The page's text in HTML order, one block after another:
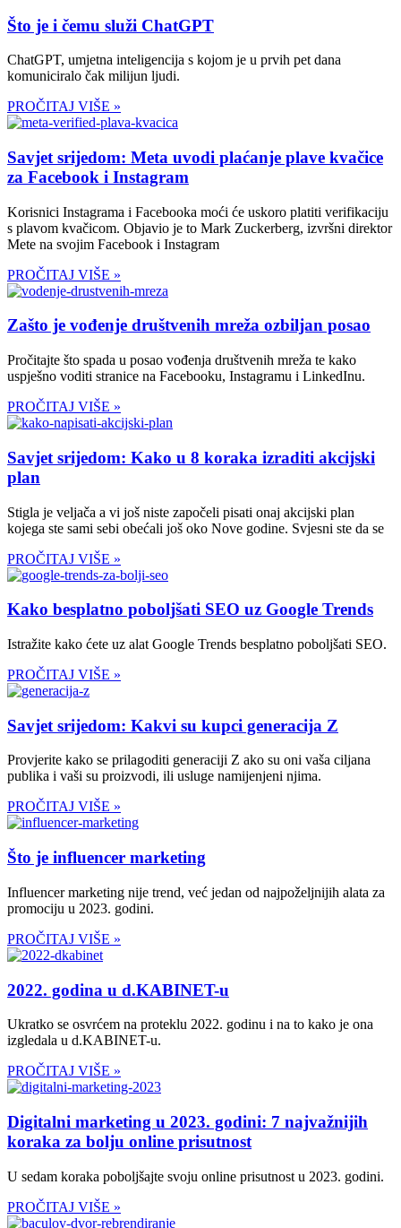
Što je i čemu služi ChatGPT
ChatGPT, umjetna inteligencija s kojom je u prvih pet dana
komuniciralo čak milijun ljudi.
PROČITAJ VIŠE »
Savjet srijedom: Meta uvodi plaćanje plave kvačice
za Facebook i Instagram
Korisnici Instagrama i Facebooka moći će uskoro platiti verifikaciju
s plavom kvačicom. Objavio je to Mark Zuckerberg, izvršni direktor
Mete na svojim Facebook i Instagram
PROČITAJ VIŠE »
Zašto je vođenje društvenih mreža ozbiljan posao
Pročitajte što spada u posao vođenja društvenih mreža te kako
uspješno voditi stranice na Facebooku, Instagramu i LinkedInu.
PROČITAJ VIŠE »
Savjet srijedom: Kako u 8 koraka izraditi akcijski
plan
Stigla je veljača a vi još niste započeli pisati onaj akcijski plan
kojega ste sami sebi obećali još oko Nove godine. Svjesni ste da se
PROČITAJ VIŠE »
Kako besplatno poboljšati SEO uz Google Trends
Istražite kako ćete uz alat Google Trends besplatno poboljšati SEO.
PROČITAJ VIŠE »
Savjet srijedom: Kakvi su kupci generacija Z
Provjerite kako se prilagoditi generaciji Z ako su oni vaša ciljana
publika i vaši su proizvodi, ili usluge namijenjeni njima.
PROČITAJ VIŠE »
Što je influencer marketing
Influencer marketing nije trend, već jedan od najpoželjnijih alata za
promociju u 2023. godini.
PROČITAJ VIŠE »
2022. godina u d.KABINET-u
Ukratko se osvrćem na proteklu 2022. godinu i na to kako je ona
izgledala u d.KABINET-u.
PROČITAJ VIŠE »
Digitalni marketing u 2023. godini: 7 najvažnijih
koraka za bolju online prisutnost
U sedam koraka poboljšajte svoju online prisutnost u 2023. godini.
PROČITAJ VIŠE »